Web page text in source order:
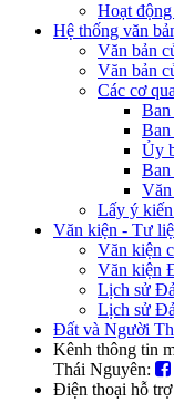
Hoạt
Hệ thống văn
Văn bản
Văn bản
Các cơ
Ban
Ủy
Lấy ý
Văn kiện - Tư
Văn kiện
Văn kiện
Lịch sử
Lịch sử
Đất và Người
Kênh thông tin
Thái Nguyên:
Điện thoại hỗ